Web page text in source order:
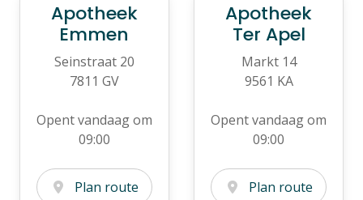
Apotheek
Emmen
Seinstraat 20
7811 GV
Opent vandaag om
09:00
Plan route
Apotheek
Ter Apel
Markt 14
9561 KA
Opent vandaag om
09:00
Plan route